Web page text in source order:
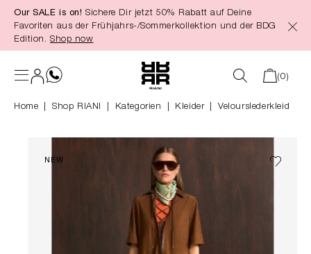
springen
Our SALE is on! Sichere Dir jetzt 50% Rabatt auf Deine
Favoriten aus der Frühjahrs-/Sommerkollektion und der BDG
Edition. Shop now
(0)
Home Shop RIANI Kategorien Kleider Velourslederkleid
NEW